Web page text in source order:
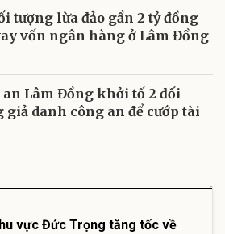
tượng lừa đảo gần 2 tỷ đồng
vốn ngân hàng ở Lâm Đồng
an Lâm Đồng khởi tố 2 đối
giả danh công an để cướp tài
vực Đức Trọng tăng tốc về